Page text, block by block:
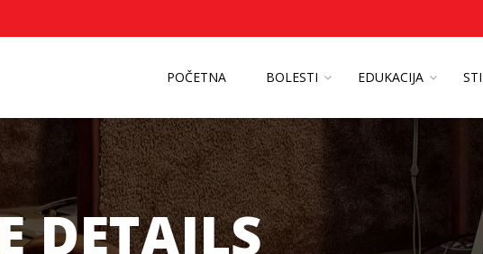
POČETNA BOLESTI EDUKACIJA
DETAILS